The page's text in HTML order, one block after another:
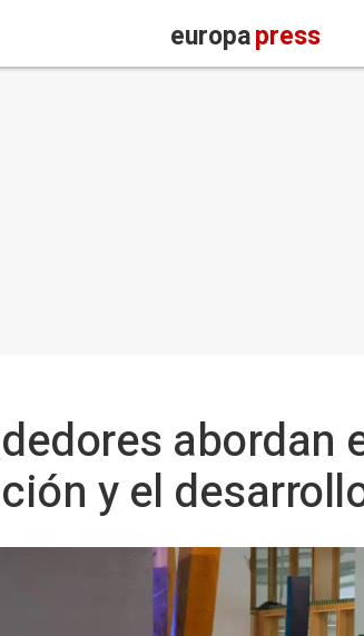
europapress
abordan
y el